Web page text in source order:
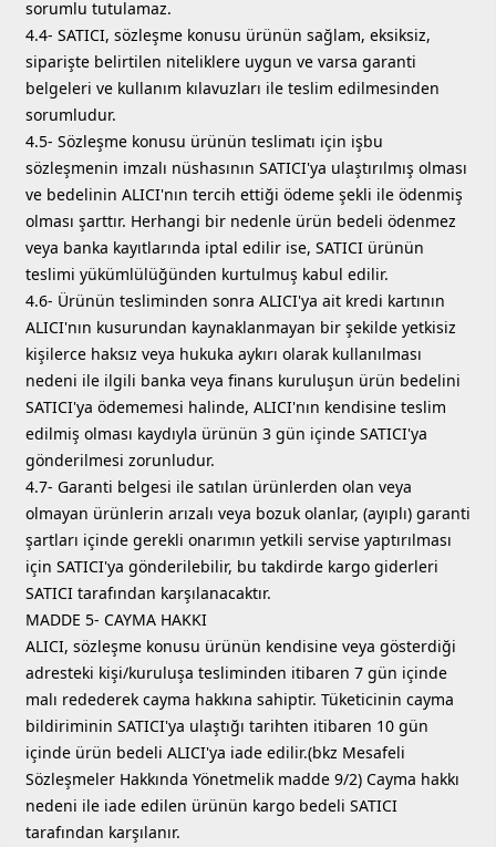
sorumlu tutulamaz.
4.4- SATICI, sözleşme konusu ürünün sağlam, eksiksiz,
siparişte belirtilen niteliklere uygun ve varsa garanti
belgeleri ve kullanım kılavuzları ile teslim edilmesinden
sorumludur.
4.5- Sözleşme konusu ürünün teslimatı için işbu
sözleşmenin imzalı nüshasının SATICI'ya ulaştırılmış olması
ve bedelinin ALICI'nın tercih ettiği ödeme şekli ile ödenmiş
olması şarttır. Herhangi bir nedenle ürün bedeli ödenmez
veya banka kayıtlarında iptal edilir ise, SATICI ürünün
teslimi yükümlülüğünden kurtulmuş kabul edilir.
4.6- Ürünün tesliminden sonra ALICI'ya ait kredi kartının
ALICI'nın kusurundan kaynaklanmayan bir şekilde yetkisiz
kişilerce haksız veya hukuka aykırı olarak kullanılması
nedeni ile ilgili banka veya finans kuruluşun ürün bedelini
SATICI'ya ödememesi halinde, ALICI'nın kendisine teslim
edilmiş olması kaydıyla ürünün 3 gün içinde SATICI'ya
gönderilmesi zorunludur.
4.7- Garanti belgesi ile satılan ürünlerden olan veya
olmayan ürünlerin arızalı veya bozuk olanlar, (ayıplı) garanti
şartları içinde gerekli onarımın yetkili servise yaptırılması
için SATICI'ya gönderilebilir, bu takdirde kargo giderleri
SATICI tarafından karşılanacaktır.
MADDE 5- CAYMA HAKKI
ALICI, sözleşme konusu ürünün kendisine veya gösterdiği
adresteki kişi/kuruluşa tesliminden itibaren 7 gün içinde
malı redederek cayma hakkına sahiptir. Tüketicinin cayma
bildiriminin SATICI'ya ulaştığı tarihten itibaren 10 gün
içinde ürün bedeli ALICI'ya iade edilir.(bkz Mesafeli
Sözleşmeler Hakkında Yönetmelik madde 9/2) Cayma hakkı
nedeni ile iade edilen ürünün kargo bedeli SATICI
tarafından karşılanır.